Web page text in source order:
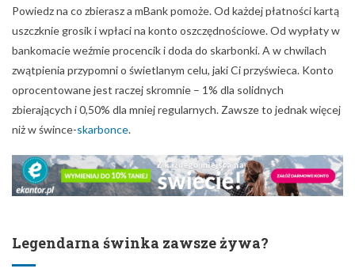
Powiedz na co zbierasz a mBank pomoże. Od każdej płatności kartą
uszczknie grosik i wpłaci na konto oszczędnościowe. Od wypłaty w
bankomacie weźmie procencik i doda do skarbonki. A w chwilach
zwątpienia przypomni o świetlanym celu, jaki Ci przyświeca. Konto
oprocentowane jest raczej skromnie – 1% dla solidnych
zbierających i 0,50% dla mniej regularnych. Zawsze to jednak więcej
niż w śwince-skarbonce.
Legendarna świnka zawsze żywa?